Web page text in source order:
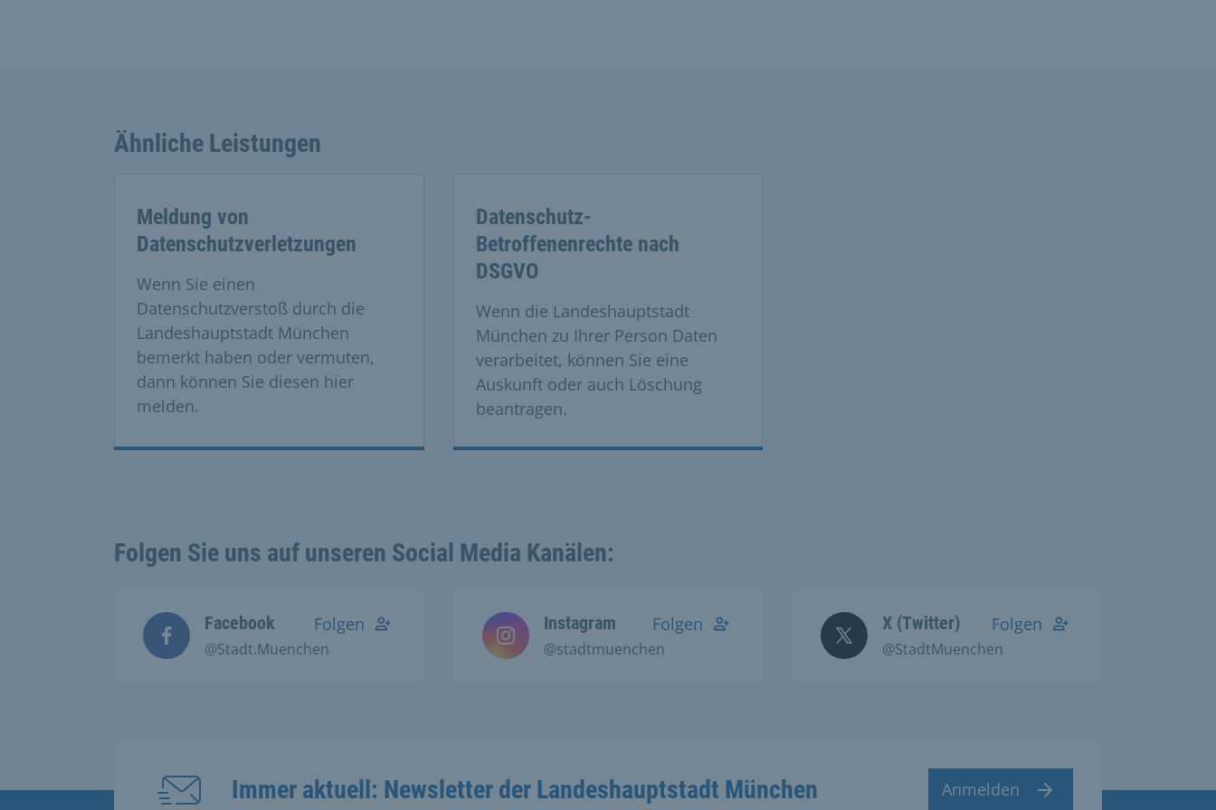
Ähnliche Leistungen
Meldung von
Datenschutzverletzungen
Wenn Sie einen
Datenschutzverstoß durch die
Landeshauptstadt München
bemerkt haben oder vermuten,
dann können Sie diesen hier
melden.
Datenschutz-
Betroffenenrechte nach
DSGVO
Wenn die Landeshauptstadt
München zu Ihrer Person Daten
verarbeitet, können Sie eine
Auskunft oder auch Löschung
beantragen.
Folgen Sie uns auf unseren Social Media Kanälen:
Facebook
@Stadt.Muenchen
Folgen Instagram
@stadtmuenchen
Folgen X (Twitter)
@StadtMuenchen
Folgen
Immer aktuell: Newsletter der Landeshauptstadt München Anmelden